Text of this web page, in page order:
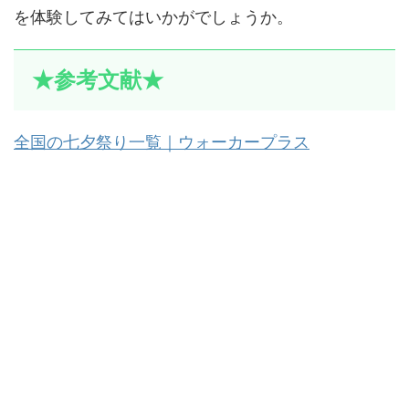
を体験してみてはいかがでしょうか。
★参考文献★
全国の七夕祭り一覧｜ウォーカープラス